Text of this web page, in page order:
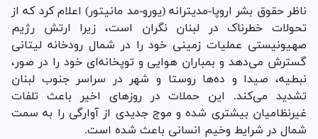
ناظر حقوق بشر اروپا-مدیترانه (یورو-مد مانیتور) اعلام کرد که از
تحولات خطرناک در لبنان نگران است، زیرا ارتش رژیم
صهیونیستی عملیات زمینی خود را در شمال رودخانه لیتانی
گسترش می‌دهد و بمباران هوایی و توپخانه‌ای خود را در صور،
نبطیه، صیدا و ده‌ها روستا و شهر در سراسر جنوب لبنان
تشدید می‌کند. این حملات در روز‌های اخیر باعث تلفات
غیرنظامیان بیشتری شده و موج جدیدی از آوارگی را به سمت
شمال در شرایط وخیم انسانی باعث شده است.